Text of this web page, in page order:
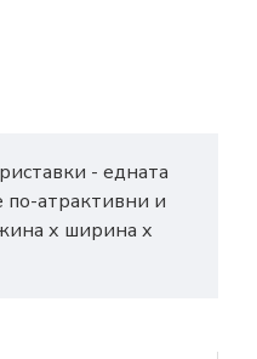
- едната
по-атрактивни и
х ширина х